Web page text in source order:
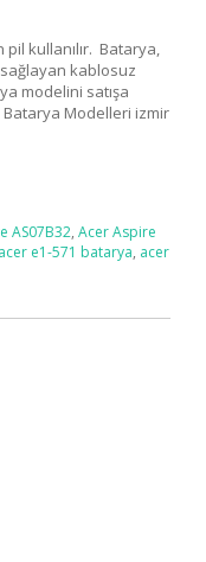
kullanılır. Batarya,
sağlayan kablosuz
modelini satışa
Batarya Modelleri izmir
AS07B32,Acer Aspire
acer e1-571 batarya, acer